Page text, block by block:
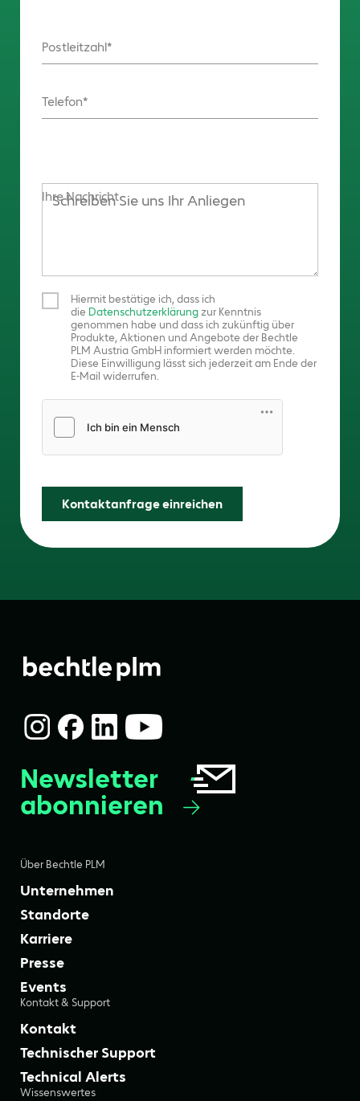
Postleitzahl
Telefon
Ihre Nachricht
Hiermit bestätige ich, dass ich
die Datenschutzerklärungzur Kenntnis
genommen habe und dass ich zukünftig über
Produkte, Aktionen und Angebote der Bechtle
PLM Austria GmbH informiert werden möchte.
Diese Einwilligung lässt sich jederzeit am Ende der
E-Mail widerrufen.
Kontaktanfrage einreichen
Über Bechtle PLM
Unternehmen
Standorte
Karriere
Presse
Events
Kontakt & Support
Kontakt
Technischer Support
Technical Alerts
Wissenswertes
Newsletter
abonnieren